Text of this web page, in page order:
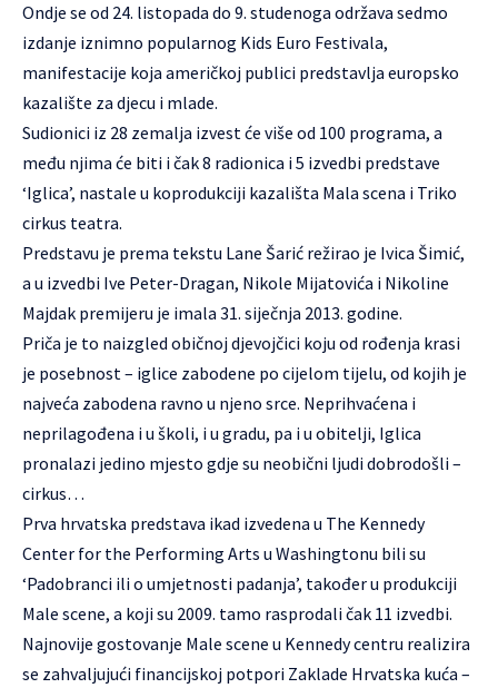
Ondje se od 24. listopada do 9. studenoga održava sedmo
izdanje iznimno popularnog Kids Euro Festivala,
manifestacije koja američkoj publici predstavlja europsko
kazalište za djecu i mlade.
Sudionici iz 28 zemalja izvest će više od 100 programa, a
među njima će biti i čak 8 radionica i 5 izvedbi predstave
‘Iglica’, nastale u koprodukciji kazališta Mala scena i Triko
cirkus teatra.
Predstavu je prema tekstu Lane Šarić režirao je Ivica Šimić,
a u izvedbi Ive Peter-Dragan, Nikole Mijatovića i Nikoline
Majdak premijeru je imala 31. siječnja 2013. godine.
Priča je to naizgled običnoj djevojčici koju od rođenja krasi
je posebnost – iglice zabodene po cijelom tijelu, od kojih je
najveća zabodena ravno u njeno srce. Neprihvaćena i
neprilagođena i u školi, i u gradu, pa i u obitelji, Iglica
pronalazi jedino mjesto gdje su neobični ljudi dobrodošli –
cirkus…
Prva hrvatska predstava ikad izvedena u The Kennedy
Center for the Performing Arts u Washingtonu bili su
‘Padobranci ili o umjetnosti padanja’, također u produkciji
Male scene, a koji su 2009. tamo rasprodali čak 11 izvedbi.
Najnovije gostovanje Male scene u Kennedy centru realizira
se zahvaljujući financijskoj potpori Zaklade Hrvatska kuća –